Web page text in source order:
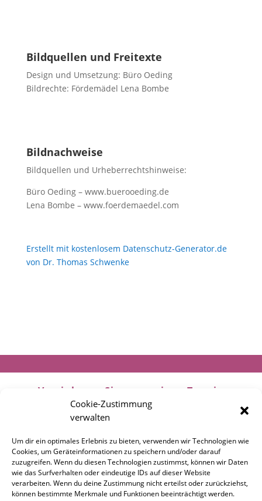
Cookie-Zustimmung
verwalten
Um dir ein optimales Erlebnis zu bieten, verwenden wir Technologien wie
Cookies, um Geräteinformationen zu speichern und/oder darauf
zuzugreifen. Wenn du diesen Technologien zustimmst, können wir Daten
wie das Surfverhalten oder eindeutige IDs auf dieser Website
verarbeiten. Wenn du deine Zustimmung nicht erteilst oder zurückziehst,
können bestimmte Merkmale und Funktionen beeinträchtigt werden.
Bildquellen und Freitexte
Design und Umsetzung: Büro Oeding
Bildrechte: Fördemädel Lena Bombe
Bildnachweise
Bildquellen und Urheberrechtshinweise:
Büro Oeding – www.buerooeding.de
Lena Bombe – www.foerdemaedel.com
Erstellt mit kostenlosem Datenschutz-Generator.de
von Dr. Thomas Schwenke
Vereinbaren Sie gerne einen Termin
Impressum
Datenschutzerklärung
Cookie-Richtlinien